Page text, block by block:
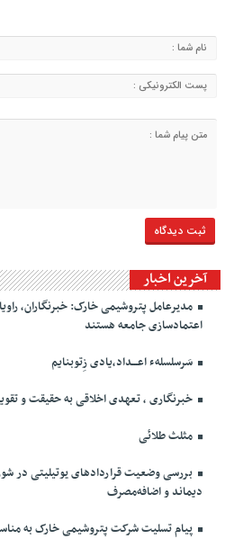
آخرین اخبار
مدیرعامل پتروشیمی خارک: خبرنگاران،
اعتمادسازی جامعه هستند
سَرسلسلهء اعـــداد،یادی زِتوبنایم
خبرنگاری ، تعهدی اخلاقی به حقیقت و
مثلث طلائی
بررسی وضعیت قراردادهای یوتیلیتی در
دیماند و اضافه‌مصرف
پیام تسلیت شرکت پتروشیمی خارک به